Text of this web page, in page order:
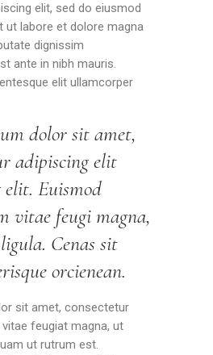
elit, sed do eiusmod
ut labore et dolore magna
dignissim
ante in nibh mauris.
elit ullamcorper
dolor sit amet,
adipiscing elit
elit. Euismod
vitae feugi magna,
Cenas sit
orcienean.
sit amet, consectetur
feugiat magna, ut
ut rutrum est.